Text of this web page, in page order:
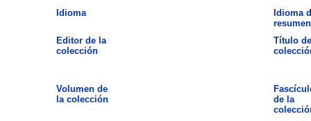
Idioma
Idioma
resumen
Editor de la
colección
Título
Volumen de
la colección
de la